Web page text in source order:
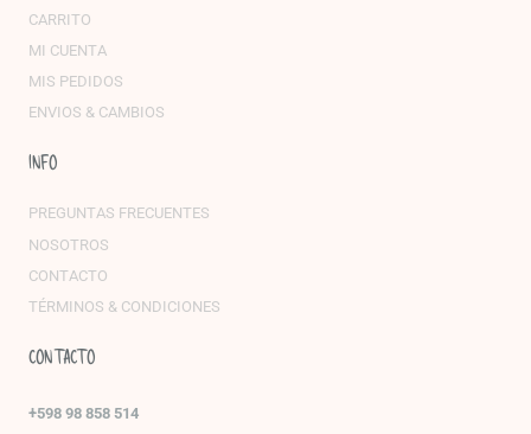
CARRITO
MI CUENTA
MIS PEDIDOS
ENVIOS & CAMBIOS
INFO
PREGUNTAS FRECUENTES
NOSOTROS
CONTACTO
TÉRMINOS & CONDICIONES
CONTACTO
+598 98 858 514